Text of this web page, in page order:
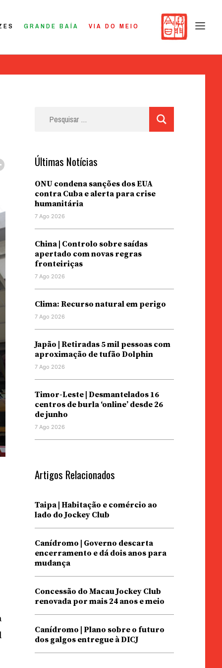
GRANDE BAÍA VIA DO MEIO
Últimas Notícias
ONU condena sanções dos EUA
contra Cuba e alerta para crise
humanitária
7 Ago 2026
China | Controlo sobre saídas
apertado com novas regras
fronteiriças
7 Ago 2026
Clima: Recurso natural em perigo
7 Ago 2026
Japão | Retiradas 5 mil pessoas com
aproximação de tufão Dolphin
7 Ago 2026
Timor-Leste | Desmantelados 16
centros de burla ‘online’ desde 26
de junho
7 Ago 2026
Artigos Relacionados
Taipa | Habitação e comércio ao
lado do Jockey Club
Canídromo | Governo descarta
encerramento e dá dois anos para
mudança
Concessão do Macau Jockey Club
renovada por mais 24 anos e meio
Canídromo | Plano sobre o futuro
dos galgos entregue à DICJ